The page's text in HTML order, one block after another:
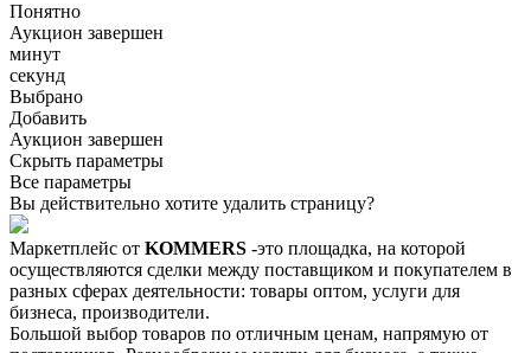
Понятно
Аукцион завершен
минут
секунд
Выбрано
Добавить
Аукцион завершен
Скрыть параметры
Все параметры
Вы действительно хотите удалить страницу?
Маркетплейс от KOMMERS -это площадка, на которой
осуществляются сделки между поставщиком и покупателем в
разных сферах деятельности: товары оптом, услуги для
бизнеса, производители.
Большой выбор товаров по отличным ценам, напрямую от